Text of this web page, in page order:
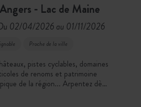
- Lac de Maine
02/04/2026 au 01/11/2026
Proche de la ville
pistes cyclables, domaines
de renoms et patrimoine
de la région... Arpentez dès